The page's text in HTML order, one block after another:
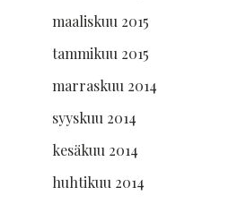
maaliskuu 2015
tammikuu 2015
marraskuu 2014
syyskuu 2014
kesäkuu 2014
huhtikuu 2014